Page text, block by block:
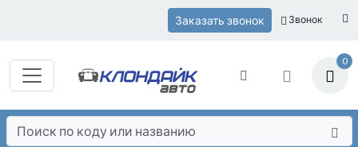
Заказать звонок Звонок
0